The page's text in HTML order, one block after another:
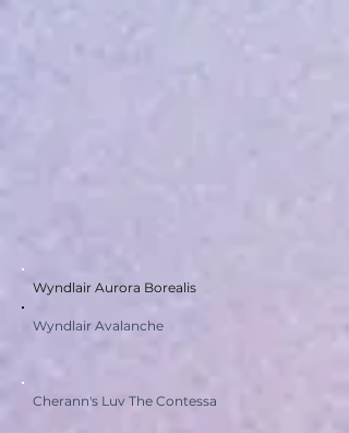
Wyndlair Aurora Borealis
Wyndlair Avalanche
Cherann's Luv The Contessa